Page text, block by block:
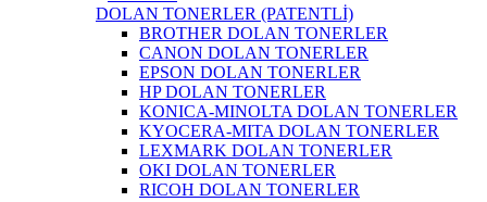
DOLAN TONERLER (PATENTLİ)
BROTHER DOLAN TONERLER
CANON DOLAN TONERLER
EPSON DOLAN TONERLER
HP DOLAN TONERLER
KONICA-MINOLTA DOLAN TONERLER
KYOCERA-MITA DOLAN TONERLER
LEXMARK DOLAN TONERLER
OKI DOLAN TONERLER
RICOH DOLAN TONERLER